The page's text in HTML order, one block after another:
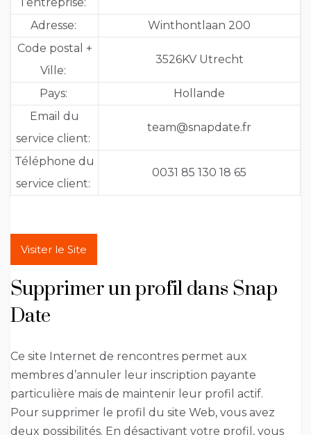
Adresse:
Winthontlaan 200
Code postal +
Ville:
3526KV Utrecht
Pays:
Hollande
Email du
service client:
team@snapdate.fr
Téléphone du
service client:
0031 85 130 18 65
Visiter le Site
Supprimer un profil dans Snap
Date
Ce site Internet de rencontres permet aux
membres d’annuler leur inscription payante
particulière mais de maintenir leur profil actif.
Pour supprimer le profil du site Web, vous avez
deux possibilités. En désactivant votre profil, vous